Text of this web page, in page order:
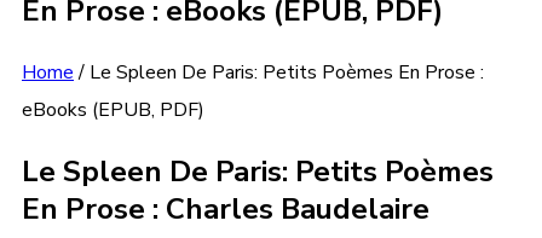
En Prose : eBooks (EPUB, PDF)
Home/ Le Spleen De Paris: Petits Poèmes En Prose :
eBooks (EPUB, PDF)
Le Spleen De Paris: Petits Poèmes
En Prose : Charles Baudelaire